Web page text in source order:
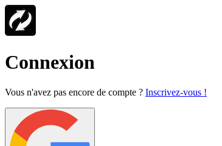
Connexion
Vous n'avez pas encore de compte ? Inscrivez-vous !